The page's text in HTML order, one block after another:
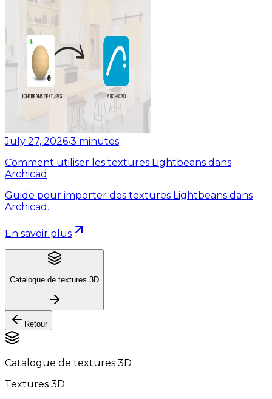
July 27, 2026•3 minutes
Comment utiliser les textures Lightbeans dans
Archicad
Guide pour importer des textures Lightbeans dans
Archicad.
En savoir plus
Catalogue de textures 3D
Retour
Catalogue de textures 3D
Textures 3D